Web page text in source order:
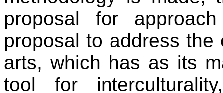
proposal
for approach
proposal to address the
arts, which has as its
tool
for interculturality